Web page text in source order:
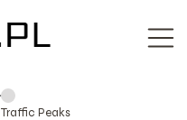
Traffic Peaks